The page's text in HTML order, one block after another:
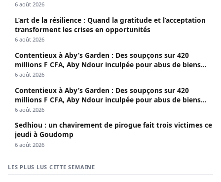
6 août 2026
L’art de la résilience : Quand la gratitude et l’acceptation
transforment les crises en opportunités
6 août 2026
Contentieux à Aby’s Garden : Des soupçons sur 420
millions F CFA, Aby Ndour inculpée pour abus de biens
sociaux
6 août 2026
Contentieux à Aby’s Garden : Des soupçons sur 420
millions F CFA, Aby Ndour inculpée pour abus de biens
sociaux
6 août 2026
Sedhiou : un chavirement de pirogue fait trois victimes ce
jeudi à Goudomp
6 août 2026
LES PLUS LUS CETTE SEMAINE